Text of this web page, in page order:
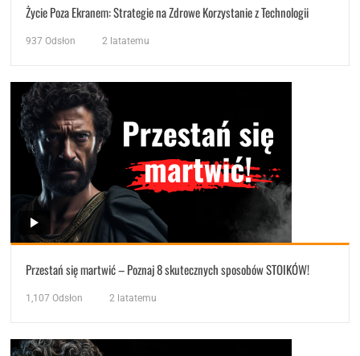
Życie Poza Ekranem: Strategie na Zdrowe Korzystanie z Technologii
937 Odsłon 2 latatemu
Przestań się martwić – Poznaj 8 skutecznych sposobów STOIKÓW!
1,107 Odsłon 2 latatemu